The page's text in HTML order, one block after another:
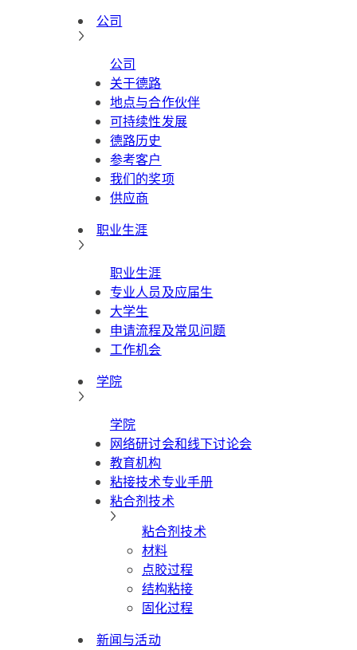
公司
公司
关于德路
地点与合作伙伴
可持续性发展
德路历史
参考客户
我们的奖项
供应商
职业生涯
职业生涯
专业人员及应届生
大学生
申请流程及常见问题
工作机会
学院
学院
网络研讨会和线下讨论会
教育机构
粘接技术专业手册
粘合剂技术
粘合剂技术
材料
点胶过程
结构粘接
固化过程
新闻与活动